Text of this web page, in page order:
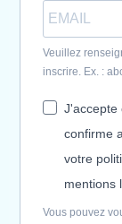
Veuillez
inscrire. Ex. :
J'accepte
confirme
votre
mentions
Vous pouvez